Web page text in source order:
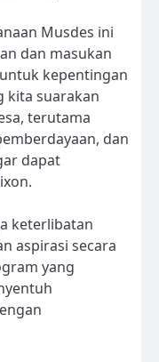
Musdes ini
dan masukan
kepentingan
kita suarakan
terutama
dan
dapat
keterlibatan
aspirasi secara
yang